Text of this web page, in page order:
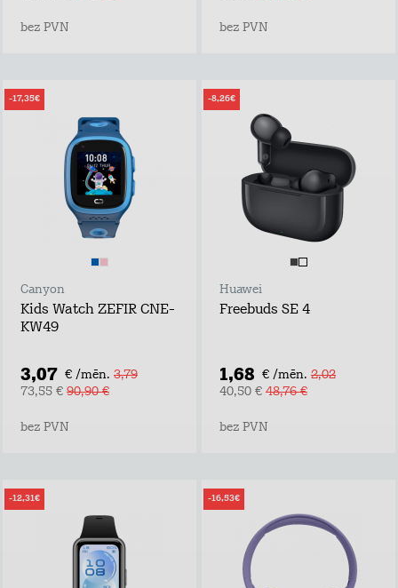
bez PVN bez PVN
-17,35€
Canyon
Kids Watch ZEFIR CNE-
KW49
3,07 € /mēn. 3,79
73,55 € 90,90 €
bez PVN
-8,26€
Huawei
Freebuds SE 4
1,68 € /mēn. 2,02
40,50 € 48,76 €
bez PVN
-12,31€ -16,53€